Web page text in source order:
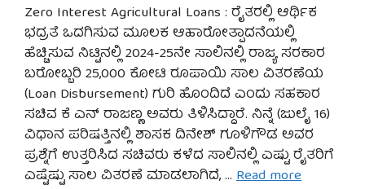
Zero Interest Agricultural Loans : ರೈತರಲ್ಲಿ ಆರ್ಥಿಕ
ಭದ್ರತೆ ಒದಗಿಸುವ ಮೂಲಕ ಆಹಾರೋತ್ಪಾದನೆಯಲ್ಲಿ
ಹೆಚ್ಚಿಸುವ ನಿಟ್ಟಿನಲ್ಲಿ 2024-25ನೇ ಸಾಲಿನಲ್ಲಿ ರಾಜ್ಯ ಸರಕಾರ
ಬರೋಬ್ಬರಿ 25,000 ಕೋಟಿ ರೂಪಾಯಿ ಸಾಲ ವಿತರಣೆಯ
(Loan Disbursement) ಗುರಿ ಹೊಂದಿದೆ ಎಂದು ಸಹಕಾರ
ಸಚಿವ ಕೆ ಎನ್ ರಾಜಣ್ಣ ಅವರು ತಿಳಿಸಿದ್ದಾರೆ. ನಿನ್ನೆ (ಜುಲೈ 16)
ವಿಧಾನ ಪರಿಷತ್ತಿನಲ್ಲಿ ಶಾಸಕ ದಿನೇಶ್ ಗೂಳಿಗೌಡ ಅವರ
ಪ್ರಶ್ನೆಗೆ ಉತ್ತರಿಸಿದ ಸಚಿವರು ಕಳೆದ ಸಾಲಿನಲ್ಲಿ ಎಷ್ಟು ರೈತರಿಗೆ
ಎಷ್ಟೆಷ್ಟು ಸಾಲ ವಿತರಣೆ ಮಾಡಲಾಗಿದೆ, … Read more